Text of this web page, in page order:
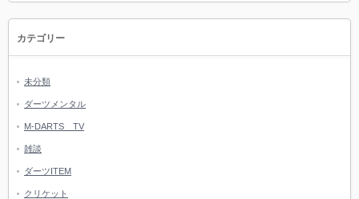
カテゴリー
未分類
ダーツメンタル
M-DARTS TV
雑談
ダーツITEM
クリケット